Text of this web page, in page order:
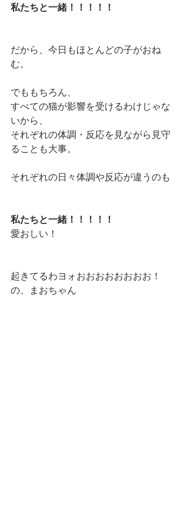
私たちと一緒！！！！！
だから、今日もほとんどの子がおね
む。
でももちろん、
すべての猫が影響を受けるわけじゃな
いから、
それぞれの体調・反応を見ながら見守
ることも大事。
それぞれの日々体調や反応が違うのも
私たちと一緒！！！！！
愛おしい！
起きてるわヨォおおおおおおおお！
の、まおちゃん